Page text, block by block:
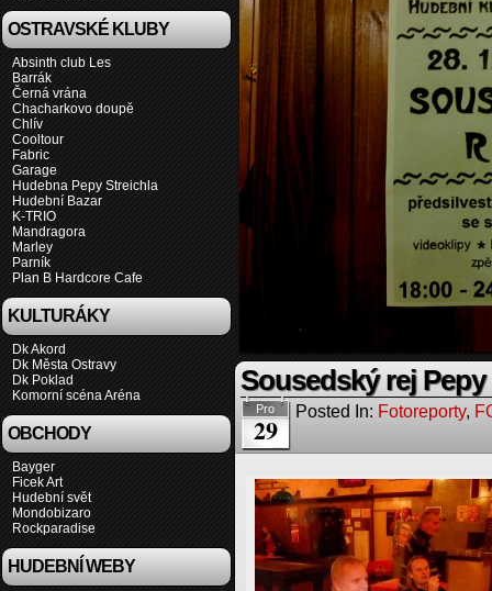
OSTRAVSKÉ KLUBY
Absinth club Les
Barrák
Černá vrána
Chacharkovo doupě
Chlív
Cooltour
Fabric
Garage
Hudebna Pepy Streichla
Hudební Bazar
K-TRIO
Mandragora
Marley
Parník
Plan B Hardcore Cafe
KULTURÁKY
Dk Akord
Dk Města Ostravy
Dk Poklad
Komorní scéna Aréna
OBCHODY
Bayger
Ficek Art
Hudební svět
Mondobizaro
Rockparadise
HUDEBNÍ WEBY
Sousedský rej Pepy
Pro
29
Posted In: Fotoreporty,